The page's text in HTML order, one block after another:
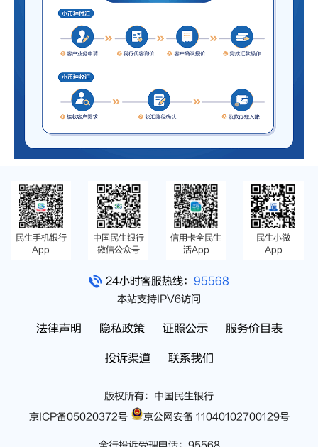
民生手机银行
App
中国民生银行
微信公众号
信用卡全民生
活App
民生小微
App
24小时客服热线： 95568
本站支持IPV6访问
法律声明 隐私政策 证照公示 服务价目表
投诉渠道 联系我们
版权所有：中国民生银行
京ICP备05020372号
京公网安备 11040102700129号